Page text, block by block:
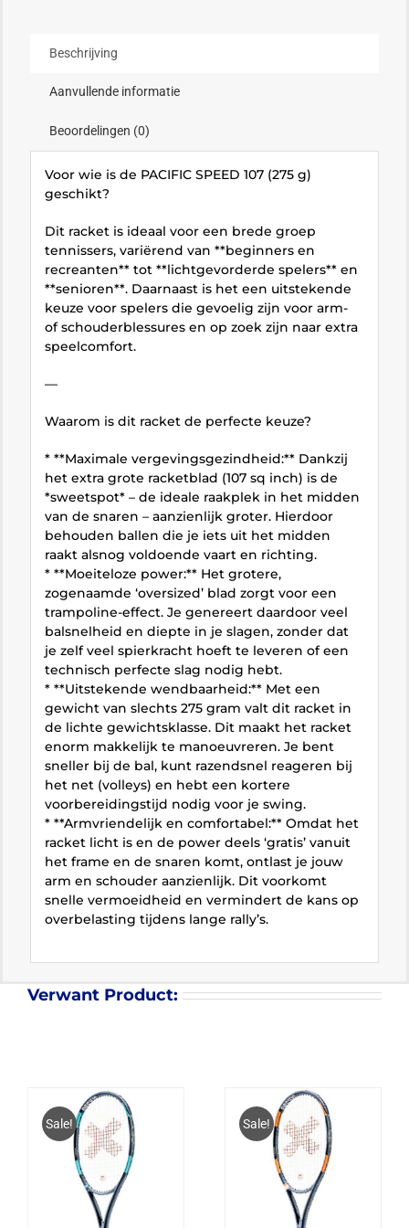
Beschrijving
Aanvullende informatie
Beoordelingen (0)
Voor wie is de PACIFIC SPEED 107 (275 g)
geschikt?
Dit racket is ideaal voor een brede groep
tennissers, variërend van **beginners en
recreanten** tot **lichtgevorderde spelers** en
**senioren**. Daarnaast is het een uitstekende
keuze voor spelers die gevoelig zijn voor arm-
of schouderblessures en op zoek zijn naar extra
speelcomfort.
—
Waarom is dit racket de perfecte keuze?
* **Maximale vergevingsgezindheid:** Dankzij
het extra grote racketblad (107 sq inch) is de
*sweetspot* – de ideale raakplek in het midden
van de snaren – aanzienlijk groter. Hierdoor
behouden ballen die je iets uit het midden
raakt alsnog voldoende vaart en richting.
* **Moeiteloze power:** Het grotere,
zogenaamde ‘oversized’ blad zorgt voor een
trampoline-effect. Je genereert daardoor veel
balsnelheid en diepte in je slagen, zonder dat
je zelf veel spierkracht hoeft te leveren of een
technisch perfecte slag nodig hebt.
* **Uitstekende wendbaarheid:** Met een
gewicht van slechts 275 gram valt dit racket in
de lichte gewichtsklasse. Dit maakt het racket
enorm makkelijk te manoeuvreren. Je bent
sneller bij de bal, kunt razendsnel reageren bij
het net (volleys) en hebt een kortere
voorbereidingstijd nodig voor je swing.
* **Armvriendelijk en comfortabel:** Omdat het
racket licht is en de power deels ‘gratis’ vanuit
het frame en de snaren komt, ontlast je jouw
arm en schouder aanzienlijk. Dit voorkomt
snelle vermoeidheid en vermindert de kans op
overbelasting tijdens lange rally’s.
Verwant Product:
Sale! Sale!